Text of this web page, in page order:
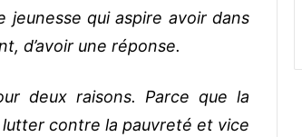
jeunesse qui aspire avoir dans
d’avoir une réponse.
deux raisons. Parce que la
contre la pauvreté et vice